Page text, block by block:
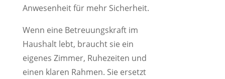
Anwesenheit für mehr Sicherheit.
Wenn eine Betreuungskraft im
Haushalt lebt, braucht sie ein
eigenes Zimmer, Ruhezeiten und
einen klaren Rahmen. Sie ersetzt